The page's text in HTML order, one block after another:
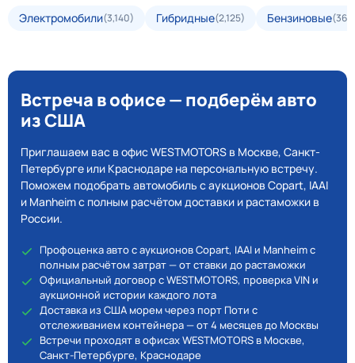
Электромобили(3,140) Гибридные(2,125) Бензиновые
Встреча в офисе — подберём авто
из США
Приглашаем вас в офис WESTMOTORS в Москве, Санкт-
Петербурге или Краснодаре на персональную встречу.
Поможем подобрать автомобиль с аукционов Copart, IAAI
и Manheim с полным расчётом доставки и растаможки в
России.
Профоценка авто с аукционов Copart, IAAI и Manheim с
полным расчётом затрат — от ставки до растаможки
Официальный договор с WESTMOTORS, проверка VIN и
аукционной истории каждого лота
Доставка из США морем через порт Поти с
отслеживанием контейнера — от 4 месяцев до Москвы
Встречи проходят в офисах WESTMOTORS в Москве,
Санкт-Петербурге, Краснодаре